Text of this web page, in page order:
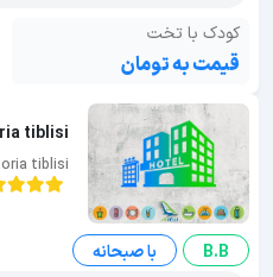
کودک با تخت
قیمت به تومان
tiblisi
tiblisi
B.B
با صبحانه